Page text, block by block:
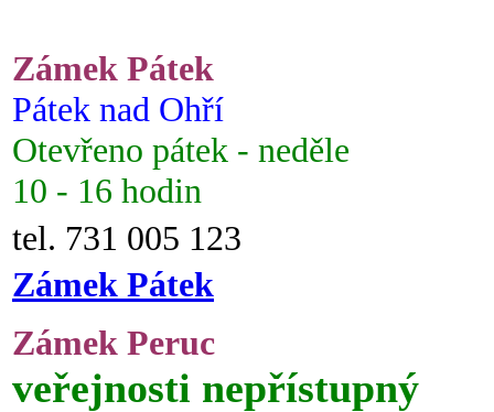
Zámek Pátek
Pátek nad Ohří
Otevřeno pátek - neděle
10 - 16 hodin
tel. 731 005 123
Zámek Pátek
Zámek Peruc
veřejnosti nepřístupný